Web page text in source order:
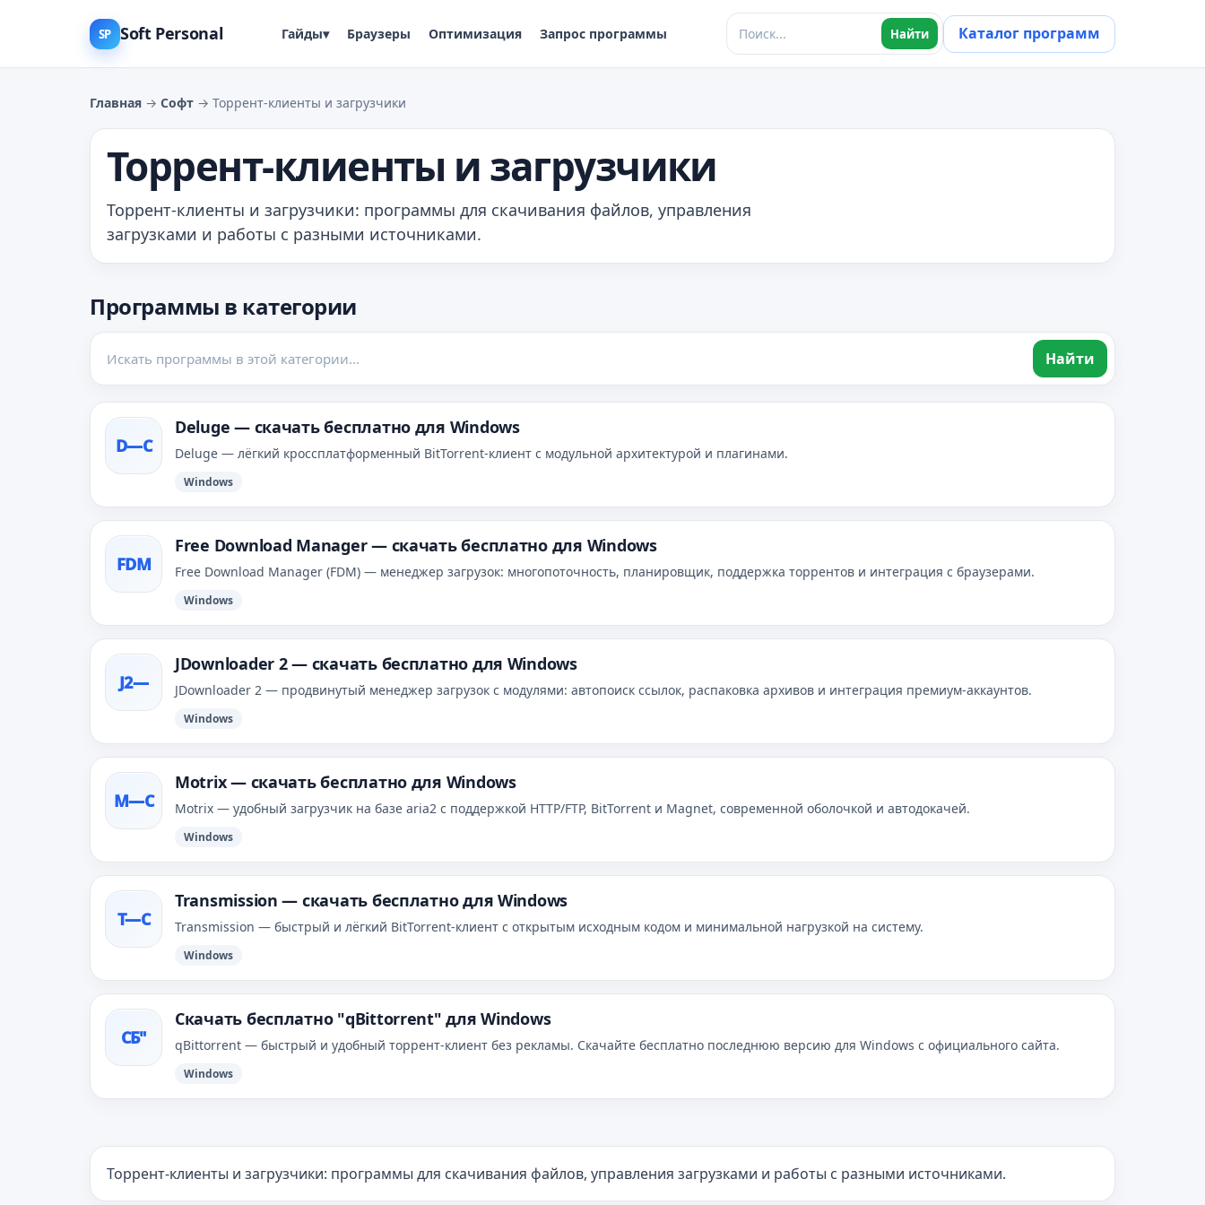
SP Soft Personal Гайды▾ Браузеры Оптимизация Запрос программы Найти Каталог программ
Главная → Софт → Торрент‑клиенты и загрузчики
Торрент‑клиенты и загрузчики
Торрент-клиенты и загрузчики: программы для скачивания файлов, управления
загрузками и работы с разными источниками.
Программы в категории
Найти
D—С
Deluge — скачать бесплатно для Windows
Deluge — лёгкий кроссплатформенный BitTorrent‑клиент с модульной архитектурой и плагинами.
Windows
FDM
Free Download Manager — скачать бесплатно для Windows
Free Download Manager (FDM) — менеджер загрузок: многопоточность, планировщик, поддержка торрентов и интеграция с браузерами.
Windows
J2—
JDownloader 2 — скачать бесплатно для Windows
JDownloader 2 — продвинутый менеджер загрузок с модулями: автопоиск ссылок, распаковка архивов и интеграция премиум‑аккаунтов.
Windows
M—С
Motrix — скачать бесплатно для Windows
Motrix — удобный загрузчик на базе aria2 с поддержкой HTTP/FTP, BitTorrent и Magnet, современной оболочкой и автодокачей.
Windows
T—С
Transmission — скачать бесплатно для Windows
Transmission — быстрый и лёгкий BitTorrent‑клиент с открытым исходным кодом и минимальной нагрузкой на систему.
Windows
СБ"
Скачать бесплатно "qBittorrent" для Windows
qBittorrent — быстрый и удобный торрент‑клиент без рекламы. Скачайте бесплатно последнюю версию для Windows с официального сайта.
Windows
Торрент-клиенты и загрузчики: программы для скачивания файлов, управления загрузками и работы с разными источниками.